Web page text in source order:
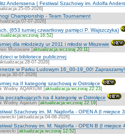
Anderssena | Festiwal Szachowy im. Adolfa
05-2026]
Championship - Team Tournament
07-2026]
(653 turniej czwartkowy pamięci P. Wajszczyka)
16:52]
dla młodzieży ur 2011 i młodsi w Miszewie
Murowane [aktualizacja:wczoraj 20:11]
w bibliotece publicznej
07-2026]
w Parku Ludowym 16_00-19_00! Zapraszamy!
07-2026]
na II kategorię szachową w Ostrołęce
Wodny AQARIUM [aktualizacja:wczoraj 22:23]
początkujących na 4 kategorię w Ostrołęce
Wodny Aqarium [aktualizacja:wczoraj 22:19]
Szachowy im. M. Najdorfa - OPEN A (I miejsce
[aktualizacja:04-08-2026]
Szachowy im. M. Najdorfa - OPEN B (I miejsce
[aktualizacja:wczoraj 12:52]